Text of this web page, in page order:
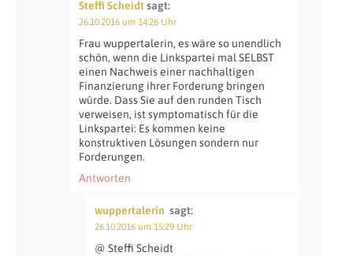
Steffi Scheidtsagt:
26.10.2016 um 14:26 Uhr
Frau wuppertalerin, es wäre so unendlich
schön, wenn die Linkspartei mal SELBST
einen Nachweis einer nachhaltigen
Finanzierung ihrer Forderung bringen
würde. Dass Sie auf den runden Tisch
verweisen, ist symptomatisch für die
Linkspartei: Es kommen keine
konstruktiven Lösungen sondern nur
Forderungen.
Antworten
wuppertalerin sagt:
26.10.2016 um 15:29 Uhr
@ Steffi Scheidt